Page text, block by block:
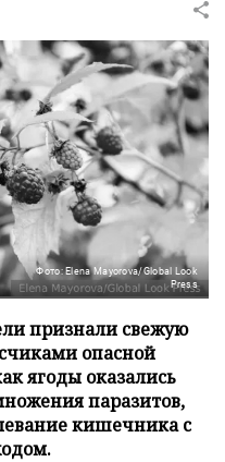
Фото: Elena Mayorova/Global Look
Press
признали свежую
опасной
ягоды оказались
паразитов,
кишечника с